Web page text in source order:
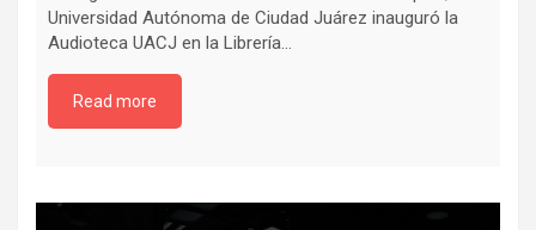
Universidad Autónoma de Ciudad Juárez inauguró la
Audioteca UACJ en la Librería…
Read more